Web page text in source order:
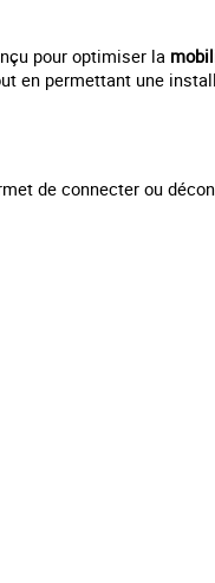
pour optimiser la
en permettant une
de connecter ou